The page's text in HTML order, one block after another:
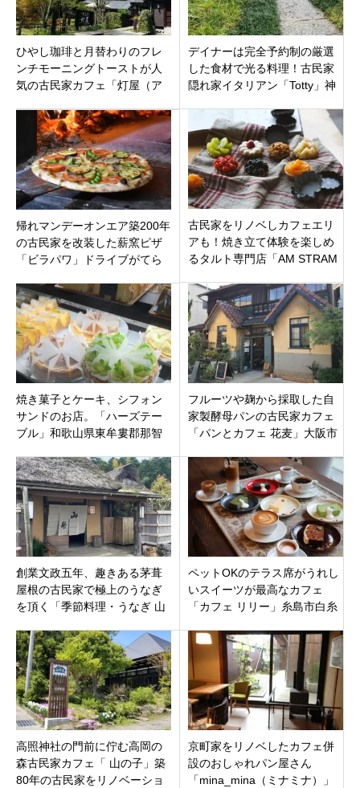
ひやし珈琲と月替わりのフレ
ンチモーニングトーストが人
気の古民家カフェ「灯屋（ア
渓山町
デイナーは完全予約制の厳選
した食材で光る料理！古民家
隠れ家イタリアン「Totty」神
帰れマンデーオンエア築200年
の古民家を改装した薪窯ピザ
「ビラパワ」ドライブがてら
父郡皆野町
古民家をリノベしカフェエリ
アも！焼き立て体験を楽しめ
るタルト専門店「AM STRAM
焼き菓子とケーキ、シフォン
サンドのお店。「ハーズテー
ブル」和歌山県東牟婁郡那智
フルーツや麹から採取した自
家製酵母パンの古民家カフェ
「パンとカフェ 花麦」大阪市
創業文政五年、趣きある茅葺
屋根の古民家で極上のうなぎ
を頂く「季節料理・うなぎ 山
ペットOKのテラス席がうれし
いスイーツが最高なカフェ
「カフェ リリー」糸島市白糸
もってこい。
高照神社の門前に佇む高岡の
森古民家カフェ「 山の子」築
80年の古民家をリノベーショ
京町家をリノベしたカフェ併
設のおしゃれパン屋さん
「mina_mina（ミナミナ）」